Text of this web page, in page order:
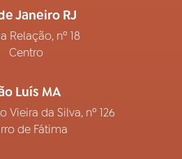
Janeiro RJ
Relação, nº 18
Centro
Luís MA
Vieira da Silva, nº 126
de Fátima